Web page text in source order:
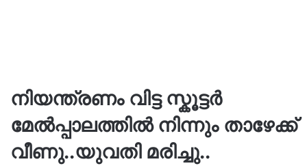
നിയന്ത്രണം വിട്ട സ്കൂട്ടർ
മേല്‍പ്പാലത്തിൽ നിന്നും താഴേക്ക്
വീണു..യുവതി മരിച്ചു..